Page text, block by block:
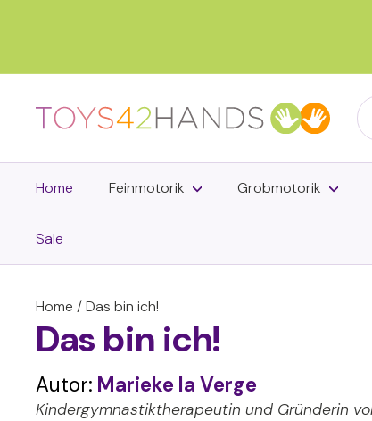
T
y
s
2
h
n
d
Home Feinmotorik Grobmotorik
Sale
Home /Das bin ich!
Das bin ich!
Autor: Marieke la Verge
Kindergymnastiktherapeutin und Gründerin